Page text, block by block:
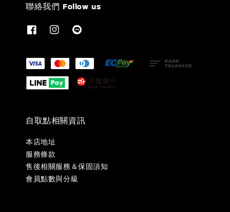
聯絡我們 Follow us
自取點相關資訊
本店地址
服務條款
售後相關服務＆保固須知
會員點數與分級